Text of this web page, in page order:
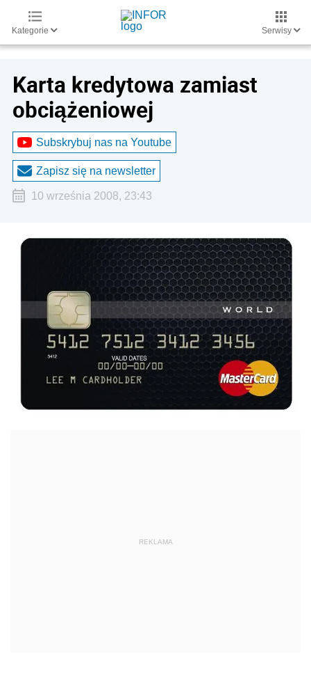
Kategorie Serwisy
Karta kredytowa zamiast
obciążeniowej
Subskrybuj nas na Youtube
Zapisz się na newsletter
10 września 2008, 23:43